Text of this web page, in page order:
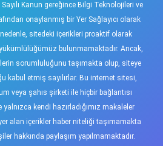
Kanun gereğince Bilgi Teknolojileri ve
onaylanmış bir Yer Sağlayıcı olarak
sitedeki içerikleri proaktif olarak
bulunmamaktadır. Ancak,
sorumluluğunu taşımakta olup, siteye
kabul etmiş sayılırlar. Bu internet sitesi,
veya şahıs şirketi ile hiçbir bağlantısı
kendi hazırladığımız makaleler
alan içerikler haber niteliği taşımamakta
hakkında paylaşım yapılmamaktadır.